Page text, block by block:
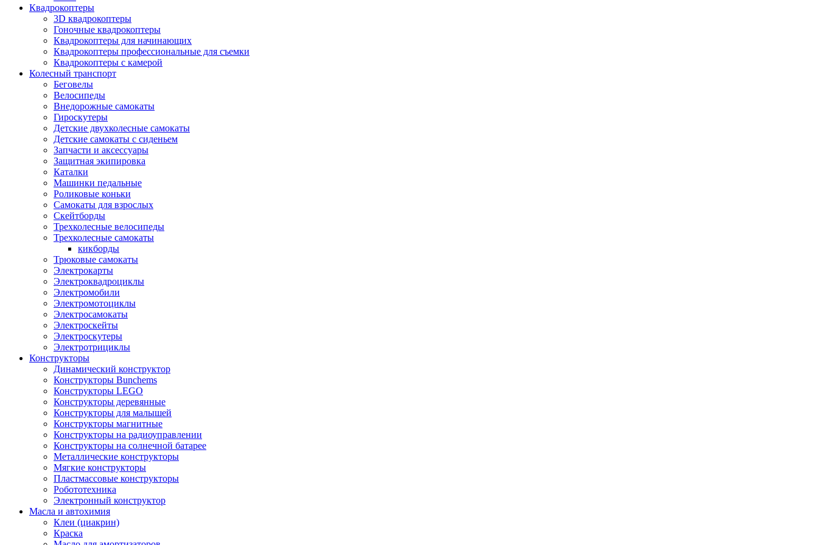
Квадрокоптеры
3D квадрокоптеры
Гоночные квадрокоптеры
Квадрокоптеры для начинающих
Квадрокоптеры профессиональные для съемки
Квадрокоптеры с камерой
Колесный транспорт
Беговелы
Велосипеды
Внедорожные самокаты
Гироскутеры
Детские двухколесные самокаты
Детские самокаты с сиденьем
Запчасти и аксессуары
Защитная экипировка
Каталки
Машинки педальные
Роликовые коньки
Самокаты для взрослых
Скейтборды
Трехколесные велосипеды
Трехколесные самокаты
кикборды
Трюковые самокаты
Электрокарты
Электроквадроциклы
Электромобили
Электромотоциклы
Электросамокаты
Электроскейты
Электроскутеры
Электротрициклы
Конструкторы
Динамический конструктор
Конструкторы Bunchems
Конструкторы LEGO
Конструкторы деревянные
Конструкторы для малышей
Конструкторы магнитные
Конструкторы на радиоуправлении
Конструкторы на солнечной батарее
Металлические конструкторы
Мягкие конструкторы
Пластмассовые конструкторы
Робототехника
Электронный конструктор
Масла и автохимия
Клеи (циакрин)
Краска